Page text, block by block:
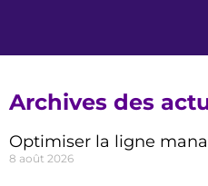
Archives des
Optimiser la ligne
8 août 2026